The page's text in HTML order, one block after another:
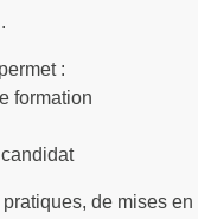
:
formation
de mises en